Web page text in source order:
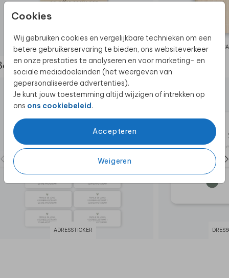
Cookies
Wij gebruiken cookies en vergelijkbare technieken om een
betere gebruikerservaring te bieden, ons websiteverkeer
en onze prestaties te analyseren en voor marketing- en
sociale mediadoeleinden (het weergeven van
gepersonaliseerde advertenties).
Je kunt jouw toestemming altijd wijzigen of intrekken op
ons ons cookiebeleid.
Accepteren
Weigeren
BRUILOFTSBORD
de complete set
ADRESSTICKER